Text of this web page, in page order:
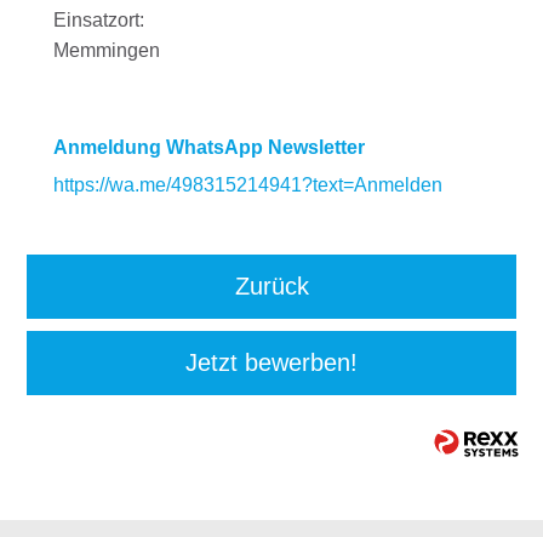
Einsatzort:
Memmingen
Anmeldung WhatsApp Newsletter
https://wa.me/498315214941?text=Anmelden
Zurück
Jetzt bewerben!